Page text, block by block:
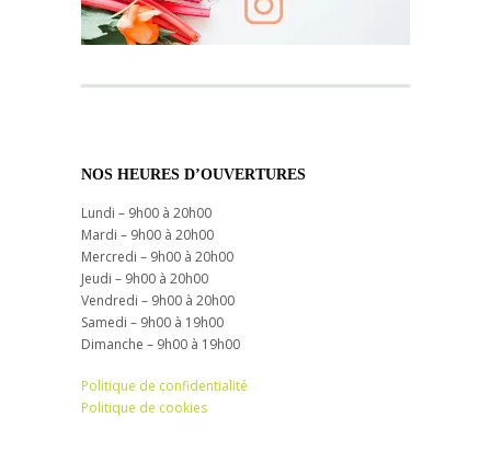
NOS HEURES D’OUVERTURES
Lundi – 9h00 à 20h00
Mardi – 9h00 à 20h00
Mercredi – 9h00 à 20h00
Jeudi – 9h00 à 20h00
Vendredi – 9h00 à 20h00
Samedi – 9h00 à 19h00
Dimanche – 9h00 à 19h00
Politique de confidentialité
Politique de cookies